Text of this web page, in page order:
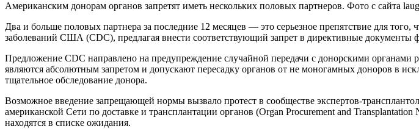
Американским донорам органов запретят иметь нескольких половых партнеров. Фото с сайта
Два и больше половых партнера за последние 12 месяцев — это серьезное препятствие для
заболеваний США (CDC), предлагая внести соответствующий запрет в директивные документы
Предложение CDC направлено на предупреждение случайной передачи с донорскими
являются абсолютным запретом и допускают пересадку органов от не моногамных доноров в
тщательное обследование донора.
Возможное введение запрещающей нормы вызвало протест в сообществе экспертов-
американской Сети по доставке и трансплантации органов (Organ Procurement and
находятся в списке ожидания.